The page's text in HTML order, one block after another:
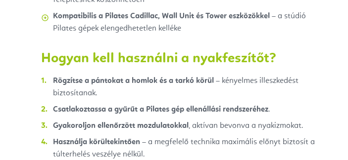
Kompatibilis a Pilates Cadillac, Wall Unit és Tower eszközökkel – a stúdió
Pilates gépek elengedhetetlen kelléke
Hogyan kell használni a nyakfeszítőt?
Rögzítse a pántokat a homlok és a tarkó körül – kényelmes illeszkedést
biztosítanak.
Csatlakoztassa a gyűrűt a Pilates gép ellenállási rendszeréhez.
Gyakoroljon ellenőrzött mozdulatokkal, aktívan bevonva a nyakizmokat.
Használja körültekintően – a megfelelő technika maximális előnyt biztosít a
túlterhelés veszélye nélkül.